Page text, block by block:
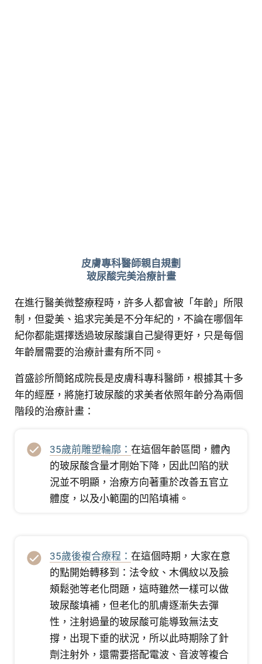
皮膚專科醫師親自規劃
玻尿酸完美治療計畫
在進行醫美微整療程時，許多人都會被「年齡」所限
制，但愛美、追求完美是不分年紀的，不論在哪個年
紀你都能選擇透過玻尿酸讓自己變得更好，只是每個
年齡層需要的治療計畫有所不同。
首盛診所簡銘成院長是皮膚科專科醫師，根據其十多
年的經歷，將施打玻尿酸的求美者依照年齡分為兩個
階段的治療計畫：
35歲前雕塑輪廓： 在這個年齡區間，體內
的玻尿酸含量才剛始下降，因此凹陷的狀
況並不明顯，治療方向著重於改善五官立
體度，以及小範圍的凹陷填補。
35歲後複合療程： 在這個時期，大家在意
的點開始轉移到：法令紋、木偶紋以及臉
頰鬆弛等老化問題，這時雖然一樣可以做
玻尿酸填補，但老化的肌膚逐漸失去彈
性，注射過量的玻尿酸可能導致無法支
撐，出現下垂的狀況，所以此時期除了針
劑注射外，還需要搭配電波、音波等複合